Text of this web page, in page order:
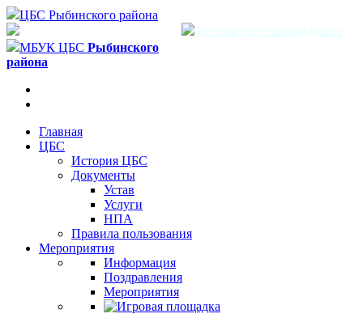
ЦБС Рыбинского района
Версия для слабовидящих
МБУК ЦБС Рыбинского
района
Главная
ЦБС
История ЦБС
Документы
Устав
Услуги
НПА
Правила пользования
Мероприятия
Информация
Поздравления
Мероприятия